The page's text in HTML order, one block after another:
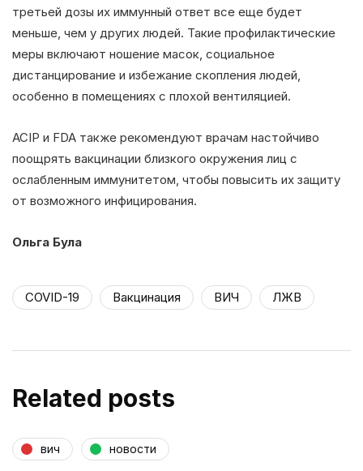
третьей дозы их иммунный ответ все еще будет
меньше, чем у других людей. Такие профилактические
меры включают ношение масок, социальное
дистанцирование и избежание скопления людей,
особенно в помещениях с плохой вентиляцией.
ACIP и FDA также рекомендуют врачам настойчиво
поощрять вакцинации близкого окружения лиц с
ослабленным иммунитетом, чтобы повысить их защиту
от возможного инфицирования.
Ольга Була
COVID-19 Вакцинация ВИЧ ЛЖВ
Related posts
вич новости